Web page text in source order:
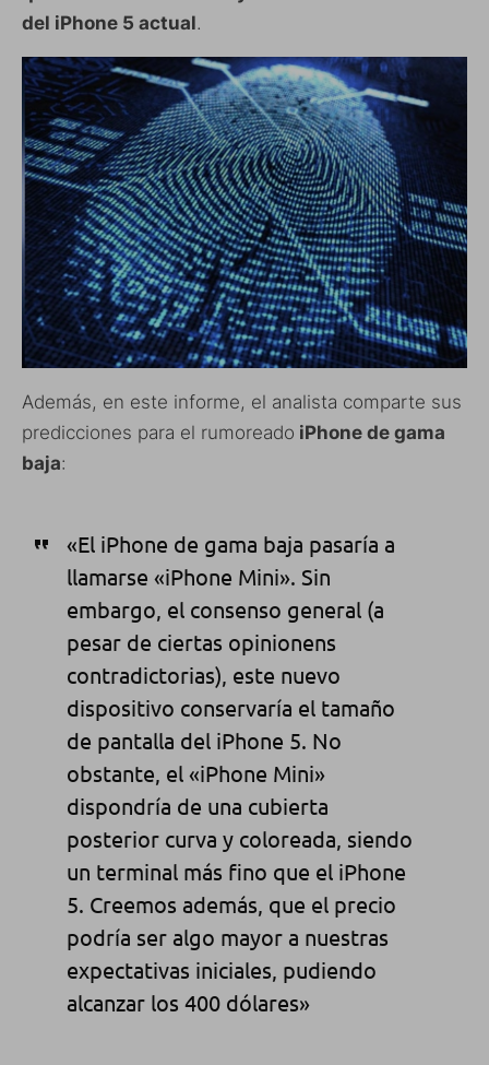
del iPhone 5 actual.
Además, en este informe, el analista comparte sus
predicciones para el rumoreado iPhone de gama
baja:
«El iPhone de gama baja pasaría a
llamarse «iPhone Mini». Sin
embargo, el consenso general (a
pesar de ciertas opinionens
contradictorias), este nuevo
dispositivo conservaría el tamaño
de pantalla del iPhone 5. No
obstante, el «iPhone Mini»
dispondría de una cubierta
posterior curva y coloreada, siendo
un terminal más fino que el iPhone
5. Creemos además, que el precio
podría ser algo mayor a nuestras
expectativas iniciales, pudiendo
alcanzar los 400 dólares»